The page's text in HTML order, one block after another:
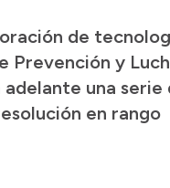
de
Prevención y
una serie
en rango